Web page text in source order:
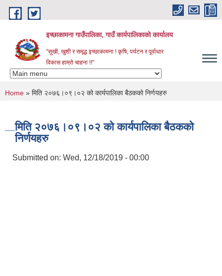
Skip to main content
इच्छाकामना गाउँपालिका, गाउँ कार्यपालिकाको कार्यालय
"सुखी, खुशी र समृद्ध इच्छाकामना ! कृषि, पर्यटन र पूर्वाधार
विकास हाम्रो चाहना !!"
You are here
Home » मिति २०७६।०९।०२ को कार्यपालिका बैठकको निर्णयहरु
मिति २०७६।०९।०२ को कार्यपालिका बैठकको
निर्णयहरु
Submitted on: Wed, 12/18/2019 - 00:00